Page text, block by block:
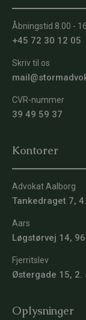
Åbningstid 8.00 -
+45 72 30 12 05
Skriv til os
CVR-nummer
39 49 59 37
Kontorer
Advokat Aalborg
Tankedraget 7,
Aars
Løgstørvej 14,
Fjerritslev
Østergade 15, 2.
Oplysninger